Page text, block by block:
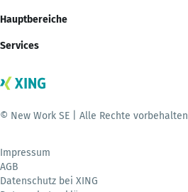
Hauptbereiche
Services
© New Work SE | Alle Rechte vorbehalten
Impressum
AGB
Datenschutz bei XING